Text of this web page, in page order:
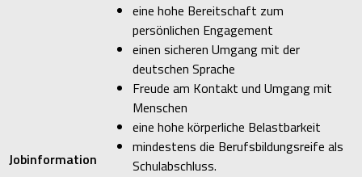
Jobinformation
eine hohe Bereitschaft zum
persönlichen Engagement
einen sicheren Umgang mit der
deutschen Sprache
Freude am Kontakt und Umgang mit
Menschen
eine hohe körperliche Belastbarkeit
mindestens die Berufsbildungsreife als
Schulabschluss.